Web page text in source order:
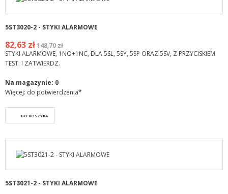
5ST3020-2 - STYKI ALARMOWE
82,63 zł148,70 zł
STYKI ALARMOWE, 1NO+1NC, DLA 5SL, 5SY, 5SP ORAZ 5SV, Z PRZYCISKIEM
TEST. I ZATWIERDZ.
Na magazynie: 0
Więcej: do potwierdzenia*
DO KOSZYKA
5ST3021-2 - STYKI ALARMOWE